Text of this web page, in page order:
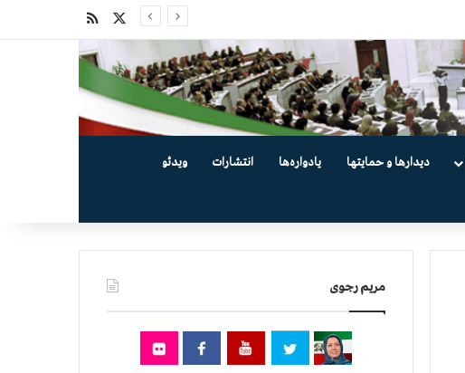
دیدارها و حمایتها یادواره‌ها انتشارات ویدئو
مریم رجوی